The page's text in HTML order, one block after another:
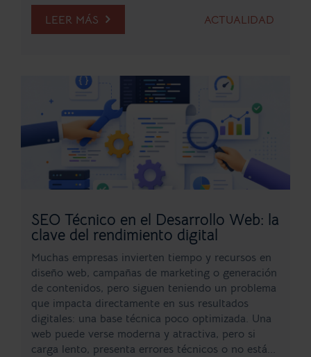
LEER MÁS ACTUALIDAD
SEO Técnico en el Desarrollo Web: la
clave del rendimiento digital
Muchas empresas invierten tiempo y recursos en
diseño web, campañas de marketing o generación
de contenidos, pero siguen teniendo un problema
que impacta directamente en sus resultados
digitales: una base técnica poco optimizada. Una
web puede verse moderna y atractiva, pero si
carga lento, presenta errores técnicos o no está...